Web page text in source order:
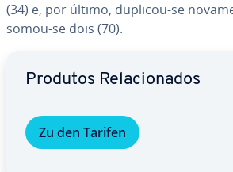
(34) e, por último, duplicou-se
somou-se dois (70).
Produtos Re­la­ci­o­na­dos
Zu den Tarifen